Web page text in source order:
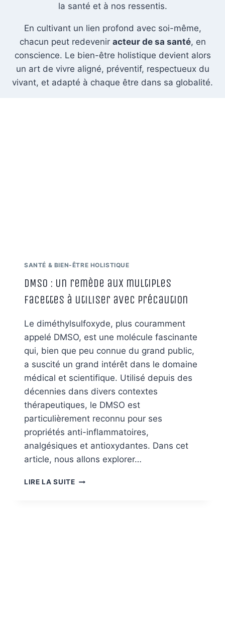
la santé et à nos ressentis.
En cultivant un lien profond avec soi-même,
chacun peut redevenir acteur de sa santé, en
conscience. Le bien-être holistique devient alors
un art de vivre aligné, préventif, respectueux du
vivant, et adapté à chaque être dans sa globalité.
SANTÉ & BIEN-ÊTRE HOLISTIQUE
DMSO : Un remède aux multiples
facettes à utiliser avec précaution
Le diméthylsulfoxyde, plus couramment
appelé DMSO, est une molécule fascinante
qui, bien que peu connue du grand public,
a suscité un grand intérêt dans le domaine
médical et scientifique. Utilisé depuis des
décennies dans divers contextes
thérapeutiques, le DMSO est
particulièrement reconnu pour ses
propriétés anti-inflammatoires,
analgésiques et antioxydantes. Dans cet
article, nous allons explorer…
LIRE LA SUITEDMSO